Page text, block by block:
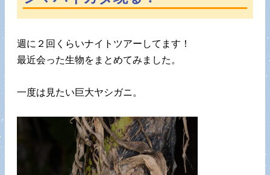
週に２回くらいナイトツアーしてます！
最近会った生物をまとめてみました。
一度は見たい巨大ヤシガニ。